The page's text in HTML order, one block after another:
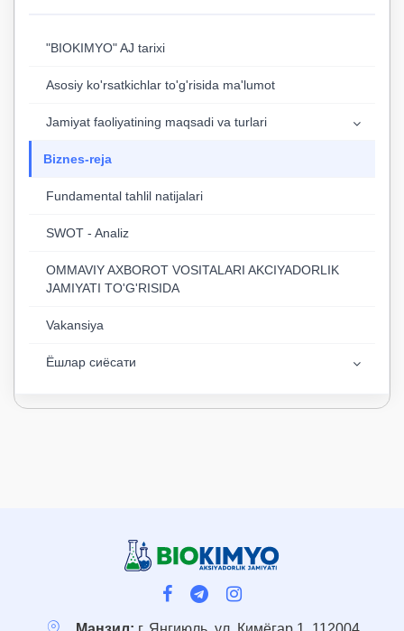
"BIOKIMYO" AJ tarixi
Asosiy ko'rsatkichlar to'g'risida ma'lumot
Jamiyat faoliyatining maqsadi va turlari
Biznes-reja
Fundamental tahlil natijalari
SWOT - Analiz
OMMAVIY AXBOROT VOSITALARI AKCIYADORLIK
JAMIYATI TO'G'RISIDA
Vakansiya
Ёшлар сиёсати